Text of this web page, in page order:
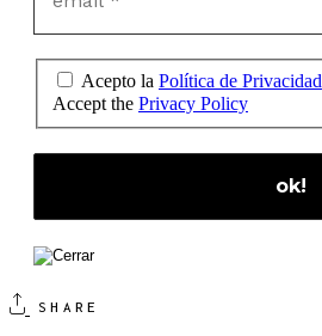
Acepto la Política de Privacidad
Accept the Privacy Policy
SHARE